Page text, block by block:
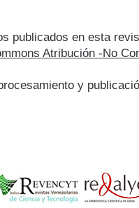
publicados en esta
Atribución -No
y